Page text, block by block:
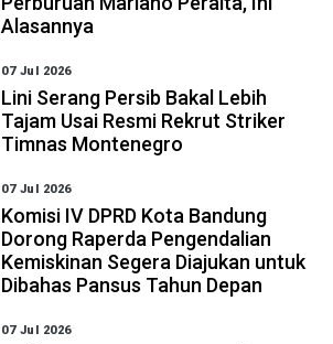
Alasannya
07 Jul 2026
Lini Serang Persib Bakal Lebih
Tajam Usai Resmi Rekrut Striker
Timnas Montenegro
07 Jul 2026
Komisi IV DPRD Kota Bandung
Dorong Raperda Pengendalian
Kemiskinan Segera Diajukan untuk
Dibahas Pansus Tahun Depan
07 Jul 2026